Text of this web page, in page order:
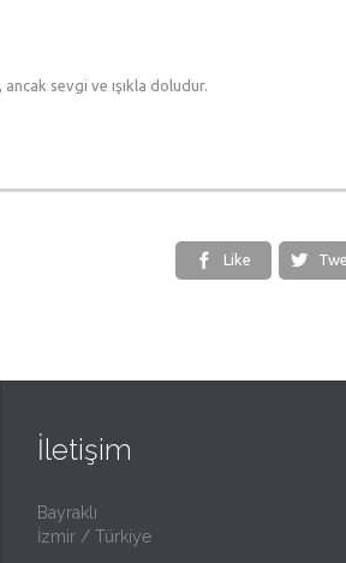
sevgi ve ışıkla doludur.
 Like 
İletişim
Bayraklı
İzmir / Türkiye